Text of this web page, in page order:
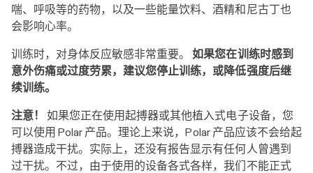
喘、呼吸等的药物，以及一些能量饮料、酒精和尼古丁也
会影响心率。
训练时，对身体反应敏感非常重要。如果您在训练时感到
意外伤痛或过度劳累，建议您停止训练，或降低强度后继
续训练。
注意！
如果您正在使用起搏器或其他植入式电子设备，您
可以使用 Polar 产品。理论上来说，Polar 产品应该不会给起
搏器造成干扰。实际上，还没有报告显示有任何人曾遇到
过干扰。不过，由于使用的设备各式各样，我们不能正式